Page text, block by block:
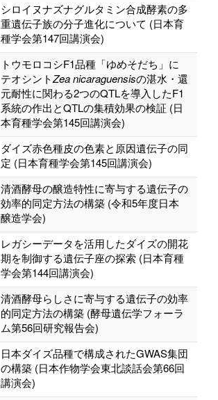
シロイヌナズナグルタミン合成酵素の多
重遺伝子族の分子進化について (日本育
種学会第147回講演会)
トウモロコシF1品種「ゆめそだち」に
テオシントZea nicaraguensisの湛水・還
元耐性に関わる2つのQTLを導入したF1
系統の作出とQTLの集積効果の検証 (日
本育種学会第145回講演会)
ダイズ赤色種皮の色素と原因遺伝子の同
定 (日本育種学会第145回講演会)
清酒酵母の醸造特性に寄与する遺伝子の
効率的同定方法の構築 (令和5年度日本
醸造学会)
レガシーデータを活用したダイズの開花
期を制御する遺伝子座の探索 (日本育種
学会第144回講演会)
清酒酵母らしさに寄与する遺伝子の効率
的同定方法の構築 (酵母遺伝学フォーラ
ム第56回研究報告会)
日本ダイズ品種で構成されたGWAS集団
の構築 (日本作物学会東北談話会第66回
講演会)